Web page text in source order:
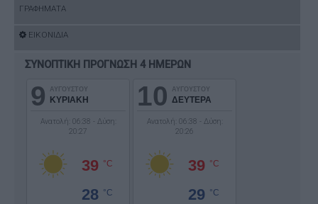
ΓΡΑΦΗΜΑΤΑ
ΕΙΚΟΝΙΔΙΑ
ΣΥΝΟΠΤΙΚΗ ΠΡΟΓΝΩΣΗ 4 ΗΜΕΡΩΝ
9 ΑΥΓΟΥΣΤΟΥ
ΚΥΡΙΑΚΗ
Ανατολή: 06:38 - Δύση:
20:27
39 °C
28 °C
10 ΑΥΓΟΥΣΤΟΥ
ΔΕΥΤΕΡΑ
Ανατολή: 06:38 - Δύση:
20:26
39 °C
29 °C